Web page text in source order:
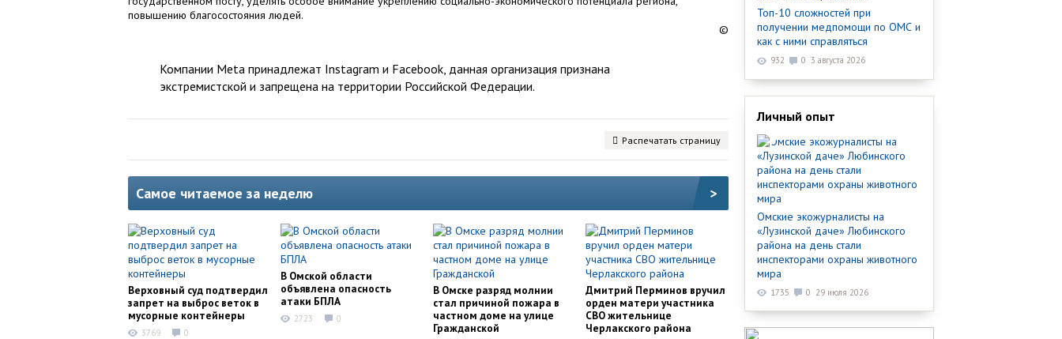
повышению благосостояния людей.
©
Компании Meta принадлежат Instagram и Facebook, данная организация признана
экстремистской и запрещена на территории Российской Федерации.
Распечатать страницу
Самое читаемое за неделю >
Верховный суд подтвердил
запрет на выброс веток в
мусорные контейнеры
3769 0
В Омской области
объявлена опасность
атаки БПЛА
2723 0
В Омске разряд молнии
стал причиной пожара в
частном доме на улице
Гражданской
Дмитрий Перминов вручил
орден матери участника
СВО жительнице
Черлакского района
Топ-10 сложностей при
получении медпомощи по ОМС и
как с ними справляться
932 0 3 августа 2026
Личный опыт
Омские экожурналисты на
«Лузинской даче» Любинского
района на день стали
инспекторами охраны животного
мира
1735 0 29 июля 2026